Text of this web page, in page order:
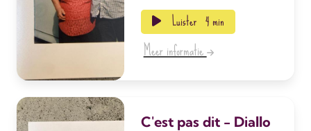
Luister 4 min
Meer informatie
C'est pas dit - Diallo